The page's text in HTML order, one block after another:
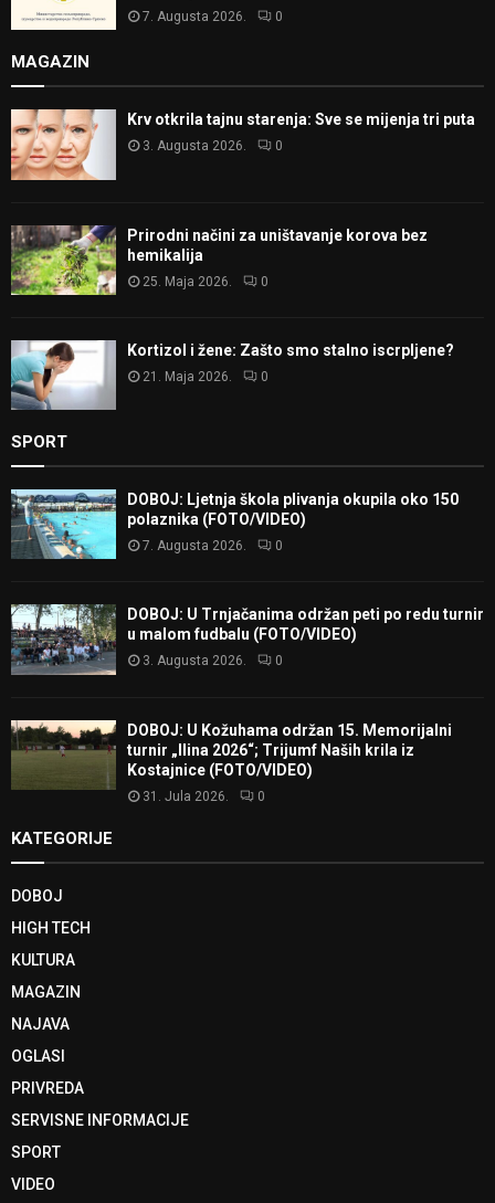
7. Augusta 2026. 0
MAGAZIN
Krv otkrila tajnu starenja: Sve se mijenja tri puta
3. Augusta 2026. 0
Prirodni načini za uništavanje korova bez
hemikalija
25. Maja 2026. 0
Kortizol i žene: Zašto smo stalno iscrpljene?
21. Maja 2026. 0
SPORT
DOBOJ: Ljetnja škola plivanja okupila oko 150
polaznika (FOTO/VIDEO)
7. Augusta 2026. 0
DOBOJ: U Trnjačanima održan peti po redu turnir
u malom fudbalu (FOTO/VIDEO)
3. Augusta 2026. 0
DOBOJ: U Kožuhama održan 15. Memorijalni
turnir „Ilina 2026“; Trijumf Naših krila iz
Kostajnice (FOTO/VIDEO)
31. Jula 2026. 0
KATEGORIJE
DOBOJ
HIGH TECH
KULTURA
MAGAZIN
NAJAVA
OGLASI
PRIVREDA
SERVISNE INFORMACIJE
SPORT
VIDEO